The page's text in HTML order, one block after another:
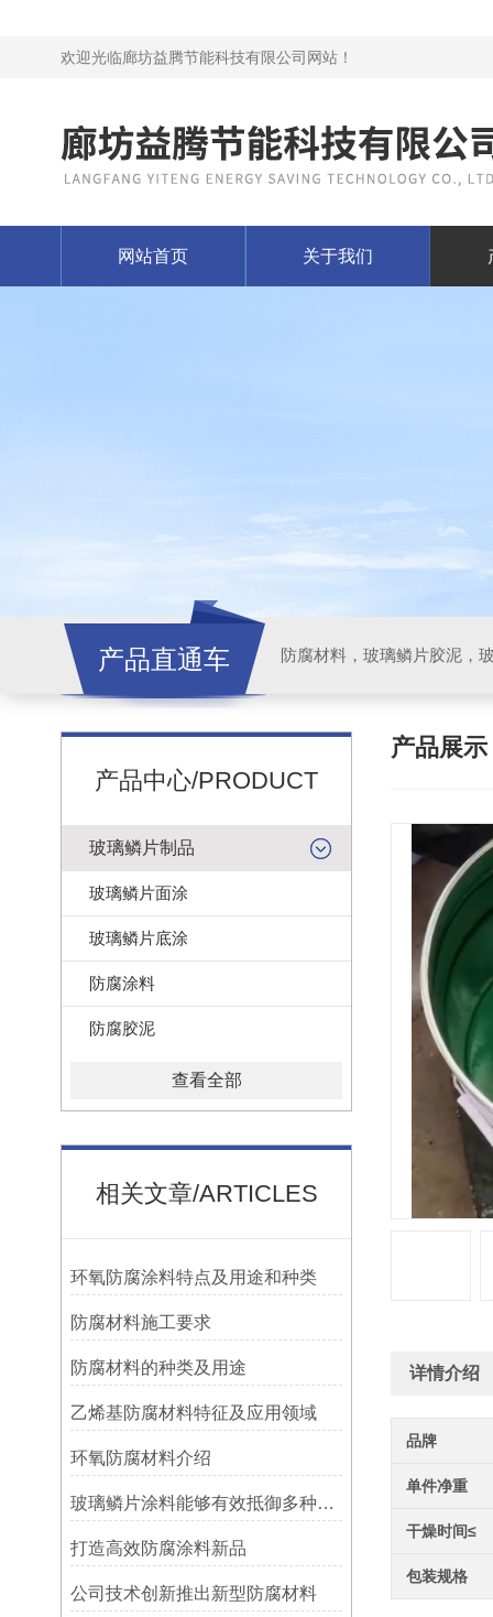
欢迎光临廊坊益腾节能科技有限公司网站！
网站首页 关于我们
产品直通车
产品中心/PRODUCT
玻璃鳞片制品
玻璃鳞片面涂
玻璃鳞片底涂
防腐涂料
防腐胶泥
查看全部
相关文章/ARTICLES
环氧防腐涂料特点及用途和种类
防腐材料施工要求
防腐材料的种类及用途
乙烯基防腐材料特征及应用领域
环氧防腐材料介绍
玻璃鳞片涂料能够有效抵御多种化学物质侵蚀
打造高效防腐涂料新品
公司技术创新推出新型防腐材料
产品展示
详情介绍
品牌
单件净重
干燥时间≤
包装规格